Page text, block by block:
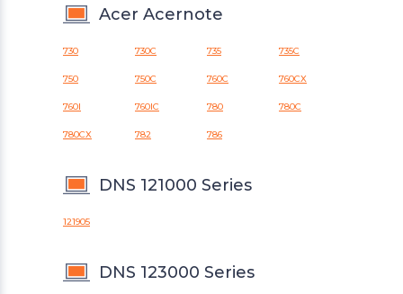
Acer Acernote
730 730C 735 735C
750 750C 760C 760CX
760I 760IC 780 780C
780CX 782 786
DNS 121000 Series
121905
DNS 123000 Series